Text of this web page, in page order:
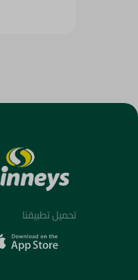
تحميل تطبيقنا